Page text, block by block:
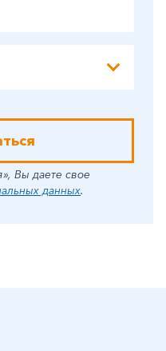
Вы даете свое
данных.